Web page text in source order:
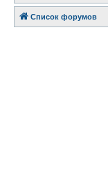
Список форумов